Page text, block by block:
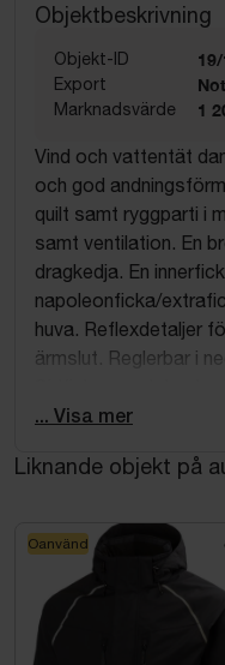
Objektbeskrivning
Objekt-ID
Export
Marknadsvärde 1
Vind och vattentät
och god
quilt samt ryggparti i
samt ventilation. En
dragkedja. En
napoleonficka/
huva. Reflexdetaljer
ärmslut. Reglerbar i
andasfunktion 5000g/
Yttertyg 150g/m²,
... Visa mer
Liknande objekt på
Oanvänd